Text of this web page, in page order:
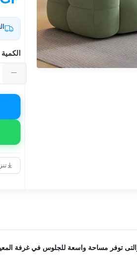
الكمية
توفر مساحة واسعة للجلوس في غرفة